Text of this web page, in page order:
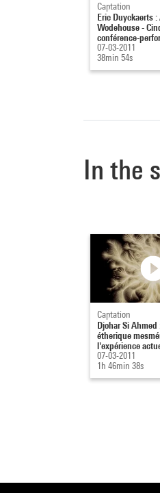
Captation
Eric Duyckaerts :
Wodehouse -
conférence-
07-03-2011
38min 54s
In the
Captation
Djohar Si
étherique
l'expérience
07-03-2011
1h 46min 38s